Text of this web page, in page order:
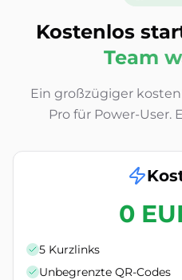
Kostenlos
Team
Ein großzügiger
Pro für Power-User.
0
5 Kurzlinks
Unbegrenzte QR-Codes